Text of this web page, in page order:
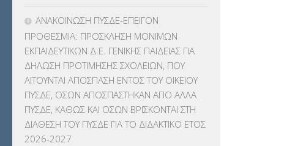
ΚΠγ – ΚΡΑΤΙΚΟ ΠΙΣΤΟΠΟΙΗΤΙΚΟ
ΓΛΩΣΣΟΜΑΘΕΙΑΣ(135)
ΚΠπ- ΚΡΑΤΙΚΟ ΠΙΣΤΟΠΟΙΗΤΙΚΟ
ΠΛΗΡΟΦΟΡΙΚΗΣ (12)
ΛΟΙΠΑ (309)
ΑΝΑΚΟΙΝΩΣΗ ΠΥΣΔΕ-ΕΠΕΙΓΟΝ
ΠΡΟΘΕΣΜΙΑ: ΠΡΟΣΚΛΗΣΗ ΜΟΝΙΜΩΝ
ΕΚΠΑΙΔΕΥΤΙΚΩΝ Δ.Ε. ΓΕΝΙΚΗΣ ΠΑΙΔΕΙΑΣ ΓΙΑ
ΔΗΛΩΣΗ ΠΡΟΤΙΜΗΣΗΣ ΣΧΟΛΕΙΩΝ, ΠΟΥ
ΑΙΤΟΥΝΤΑΙ ΑΠΟΣΠΑΣΗ ΕΝΤΟΣ ΤΟΥ ΟΙΚΕΙΟΥ
ΠΥΣΔΕ, ΟΣΩΝ ΑΠΟΣΠΑΣΤΗΚΑΝ ΑΠΟ ΑΛΛΑ
ΠΥΣΔΕ, ΚΑΘΩΣ ΚΑΙ ΟΣΩΝ ΒΡΙΣΚΟΝΤΑΙ ΣΤΗ
ΔΙΑΘΕΣΗ ΤΟΥ ΠΥΣΔΕ ΓΙΑ ΤΟ ΔΙΔΑΚΤΙΚΟ ΕΤΟΣ
2026-2027